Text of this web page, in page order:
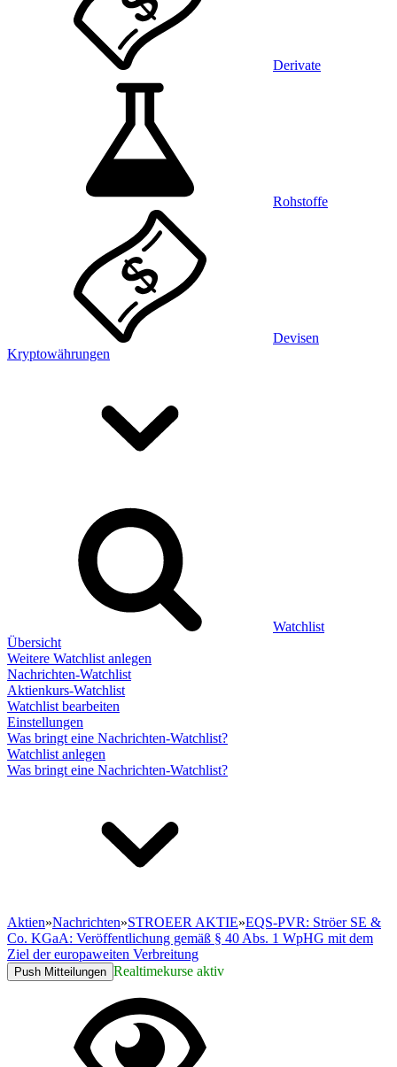
Derivate
Rohstoffe
Devisen
Kryptowährungen
Watchlist
Übersicht
Weitere Watchlist anlegen
Nachrichten-Watchlist
Aktienkurs-Watchlist
Watchlist bearbeiten
Einstellungen
Was bringt eine Nachrichten-Watchlist?
Watchlist anlegen
Was bringt eine Nachrichten-Watchlist?
Aktien»Nachrichten»STROEER AKTIE»EQS-PVR: Ströer SE &
Co. KGaA: Veröffentlichung gemäß § 40 Abs. 1 WpHG mit dem
Ziel der europaweiten Verbreitung
Push Mitteilungen Realtimekurse aktiv